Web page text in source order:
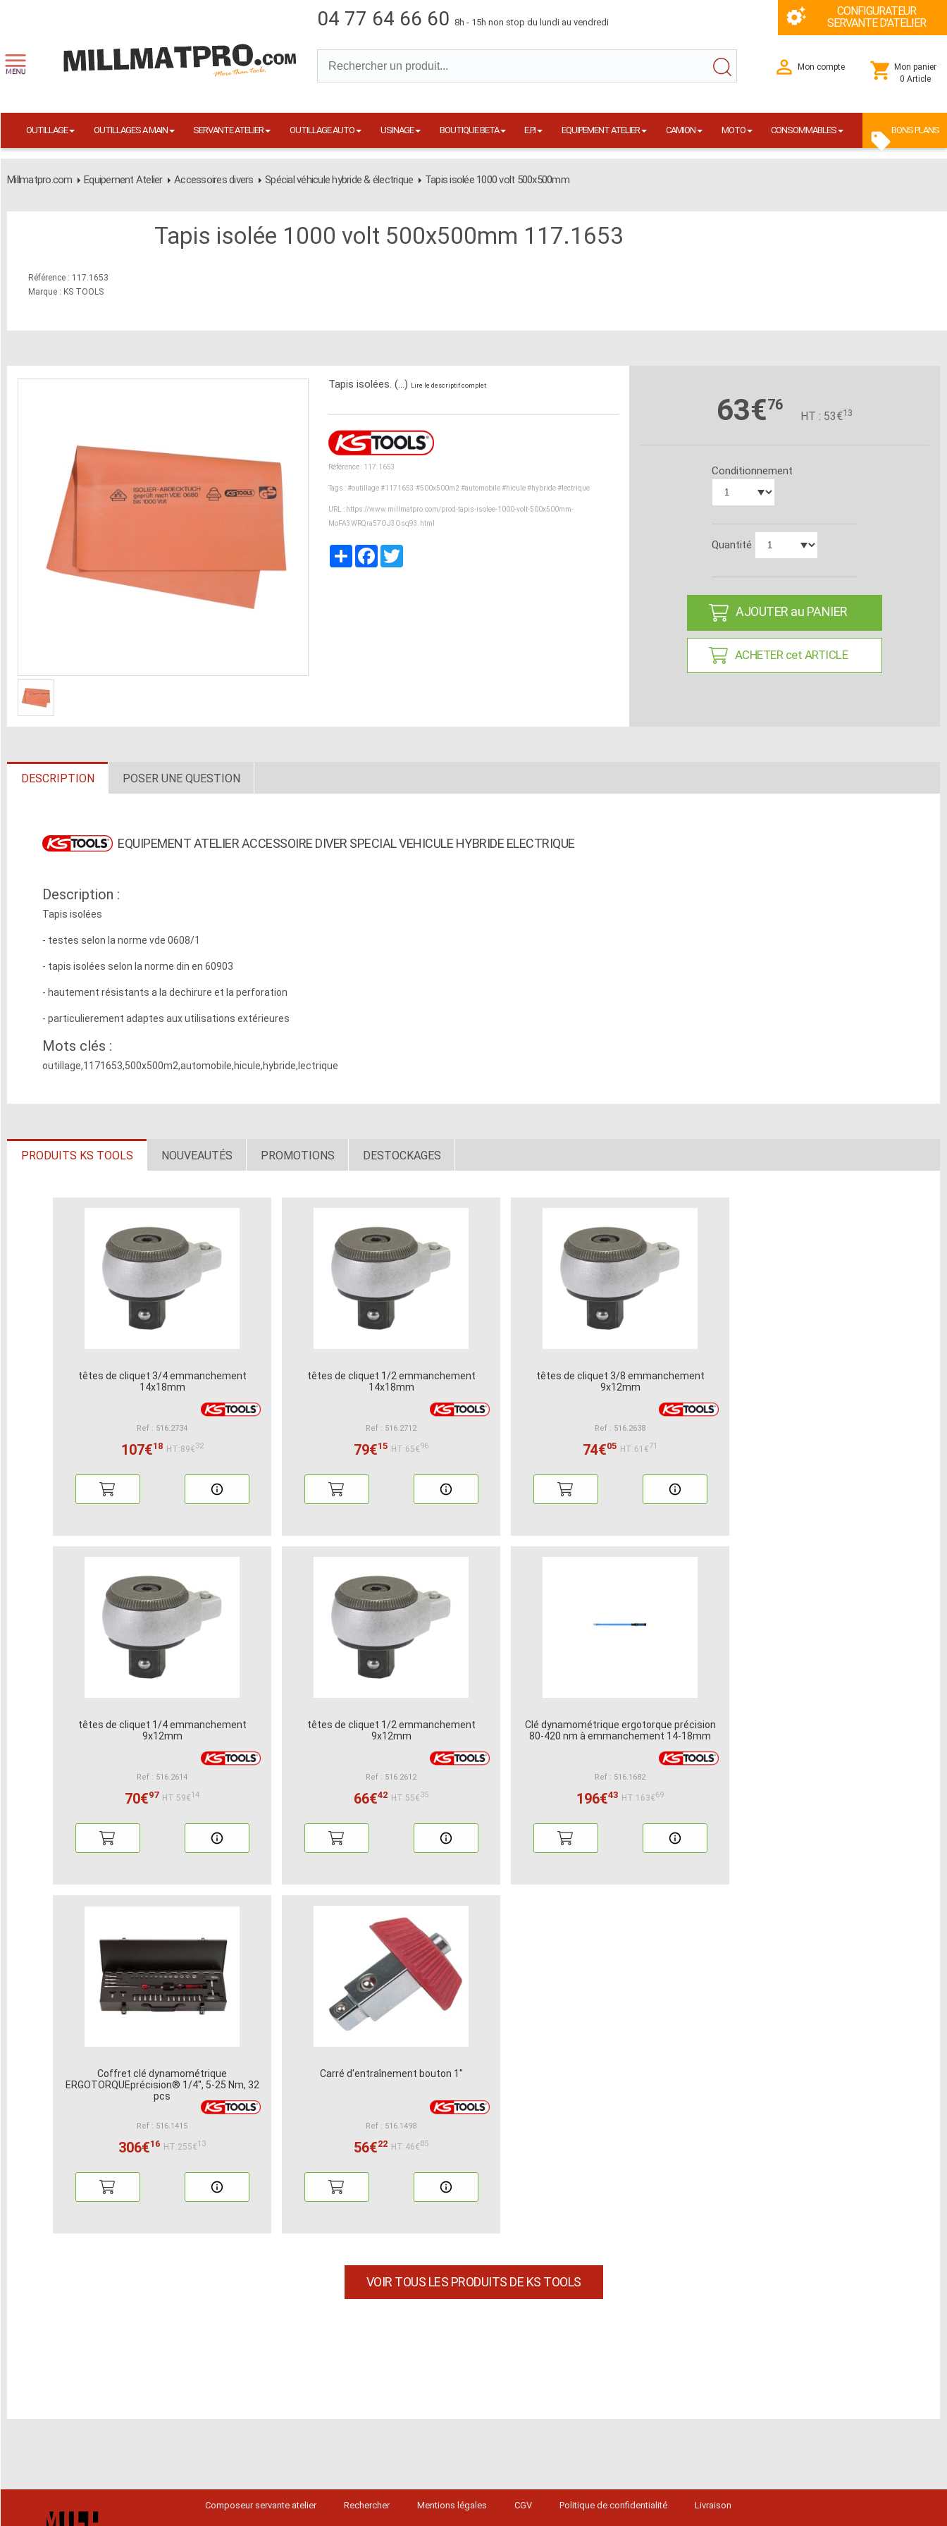
04 77 64 66 60 8h - 15h non stop du lundi au vendredi
CONFIGURATEUR
SERVANTE D'ATELIER
Mon compte
Mon panier
0 Article
OUTILLAGE OUTILLAGES A MAIN SERVANTE ATELIER OUTILLAGE AUTO USINAGE BOUTIQUE BETA E.P.I EQUIPEMENT ATELIER CAMION MOTO CONSOMMABLES BONS PLANS
Millmatpro.com Equipement Atelier Accessoires divers Spécial véhicule hybride & électrique Tapis isolée 1000 volt 500x500mm
Tapis isolée 1000 volt 500x500mm 117.1653
Référence : 117.1653
Marque : KS TOOLS
Tapis isolées. (...) Lire le descriptif complet
Référence : 117.1653
Tags :#outillage #1171653 #500x500m2 #automobile #hicule #hybride #lectrique
URL : https://www.millmatpro.com/prod-tapis-isolee-1000-volt-500x500mm-
MoFA3WRQra57OJ3Osq93.html
PartagerFacebook
63€76
HT : 53€13
Conditionnement
Quantité
AJOUTER au PANIER
ACHETER cet ARTICLE
DESCRIPTION POSER UNE QUESTION
EQUIPEMENT ATELIER ACCESSOIRE DIVER SPECIAL VEHICULE HYBRIDE ELECTRIQUE
Description :
Tapis isolées
- testes selon la norme vde 0608/1
- tapis isolées selon la norme din en 60903
- hautement résistants a la dechirure et la perforation
- particulierement adaptes aux utilisations extérieures
Mots clés :
outillage,1171653,500x500m2,automobile,hicule,hybride,lectrique
PRODUITS KS TOOLS NOUVEAUTÉS PROMOTIONS DESTOCKAGES
têtes de cliquet 3/4 emmanchement
14x18mm
Ref : 516.2734
107€18 HT:89€32
têtes de cliquet 1/2 emmanchement
14x18mm
Ref : 516.2712
79€15 HT:65€96
têtes de cliquet 3/8 emmanchement
9x12mm
Ref : 516.2638
74€05 HT:61€71
têtes de cliquet 1/4 emmanchement
9x12mm
Ref : 516.2614
70€97 HT:59€14
têtes de cliquet 1/2 emmanchement
9x12mm
Ref : 516.2612
66€42 HT:55€35
Clé dynamométrique ergotorque précision
80-420 nm à emmanchement 14-18mm
Ref : 516.1682
196€43 HT:163€69
Coffret clé dynamométrique
ERGOTORQUEprécision® 1/4'', 5-25 Nm, 32
pcs
Ref : 516.1415
306€16 HT:255€13
Carré d'entraînement bouton 1"
Ref : 516.1498
56€22 HT:46€85
VOIR TOUS LES PRODUITS DE KS TOOLS
Composeur servante atelier Rechercher Mentions légales CGV Politique de confidentialité Livraison